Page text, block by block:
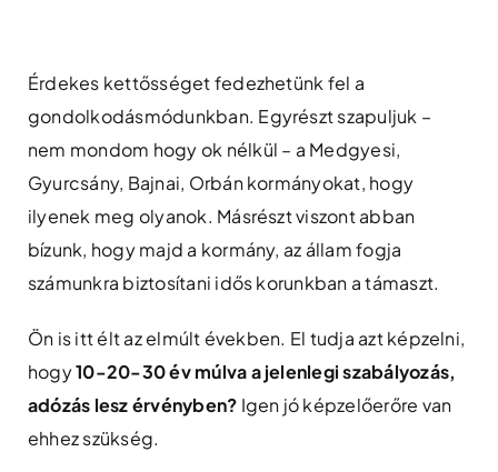
content
Érdekes kettősséget fedezhetünk fel a
gondolkodásmódunkban. Egyrészt szapuljuk –
nem mondom hogy ok nélkül – a Medgyesi,
Gyurcsány, Bajnai, Orbán kormányokat, hogy
ilyenek meg olyanok. Másrészt viszont abban
bízunk, hogy majd a kormány, az állam fogja
számunkra biztosítani idős korunkban a támaszt.
Ön is itt élt az elmúlt években. El tudja azt képzelni,
hogy10-20-30 év múlva a jelenlegi szabályozás,
adózás lesz érvényben? Igen jó képzelőerőre van
ehhez szükség.